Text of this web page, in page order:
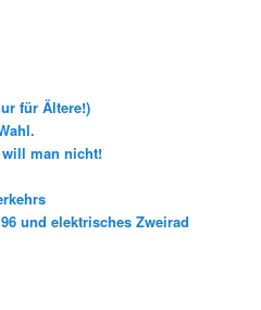
für Ältere!)
will man nicht!
und elektrisches Zweirad